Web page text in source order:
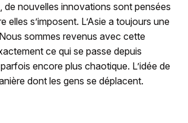
de nouvelles innovations sont pensées
elles s’imposent. L’Asie a toujours une
sommes revenus avec cette
ce qui se passe depuis
encore plus chaotique. L’idée de
dont les gens se déplacent.